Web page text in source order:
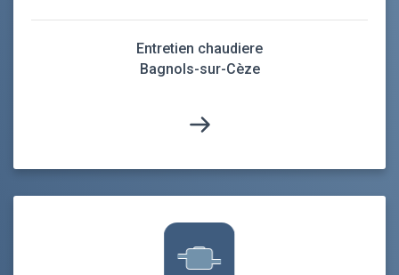
Entretien chaudiere
Bagnols-sur-Cèze